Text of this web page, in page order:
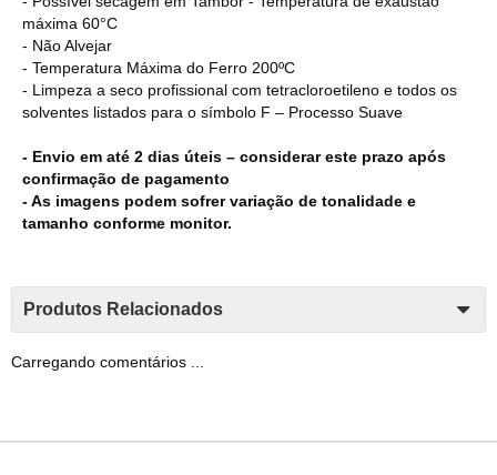
máxima 60°C
- Não Alvejar
- Temperatura Máxima do Ferro 200ºC
- Limpeza a seco profissional com tetracloroetileno e todos os
solventes listados para o símbolo F – Processo Suave
- Envio em até 2 dias úteis – considerar este prazo após
confirmação de pagamento
- As imagens podem sofrer variação de tonalidade e
tamanho conforme monitor.
Produtos Relacionados
Carregando comentários ...